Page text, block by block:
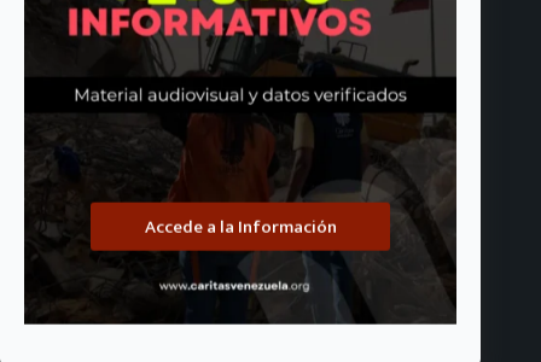
Accede a la Información
A un mes del doblete sísmico: ya está disponible el 4to boletín